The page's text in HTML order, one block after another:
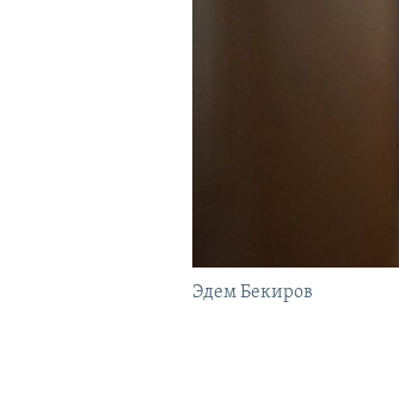
Эдем Бекиров